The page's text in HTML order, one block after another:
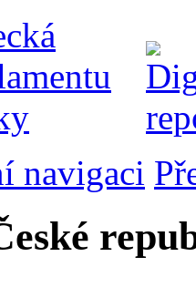
navigaci